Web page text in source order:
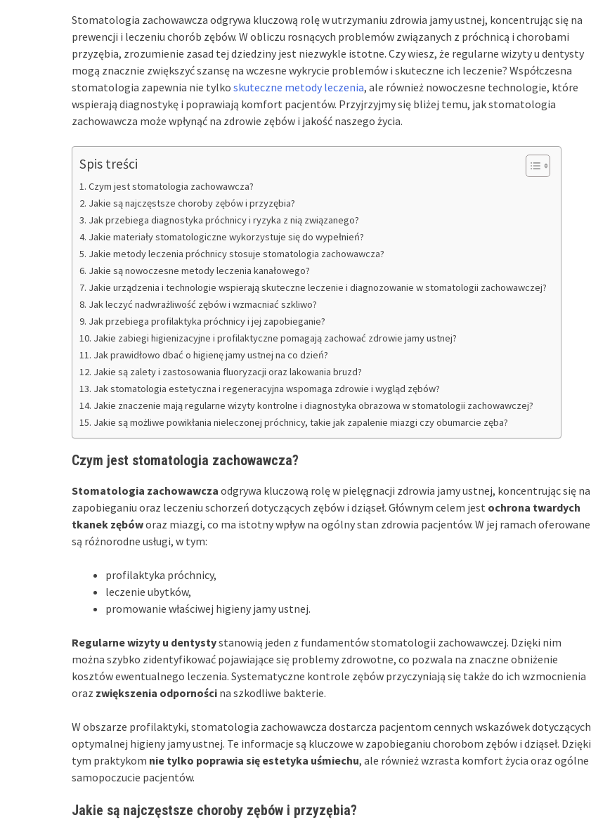
Stomatologia zachowawcza odgrywa kluczową rolę w utrzymaniu zdrowia jamy ustnej, koncentrując się na
prewencji i leczeniu chorób zębów. W obliczu rosnących problemów związanych z próchnicą i chorobami
przyzębia, zrozumienie zasad tej dziedziny jest niezwykle istotne. Czy wiesz, że regularne wizyty u dentysty
mogą znacznie zwiększyć szansę na wczesne wykrycie problemów i skuteczne ich leczenie? Współczesna
stomatologia zapewnia nie tylko skuteczne metody leczenia, ale również nowoczesne technologie, które
wspierają diagnostykę i poprawiają komfort pacjentów. Przyjrzyjmy się bliżej temu, jak stomatologia
zachowawcza może wpłynąć na zdrowie zębów i jakość naszego życia.
Spis treści
Czym jest stomatologia zachowawcza?
Jakie są najczęstsze choroby zębów i przyzębia?
Jak przebiega diagnostyka próchnicy i ryzyka z nią związanego?
Jakie materiały stomatologiczne wykorzystuje się do wypełnień?
Jakie metody leczenia próchnicy stosuje stomatologia zachowawcza?
Jakie są nowoczesne metody leczenia kanałowego?
Jakie urządzenia i technologie wspierają skuteczne leczenie i diagnozowanie w stomatologii zachowawczej?
Jak leczyć nadwrażliwość zębów i wzmacniać szkliwo?
Jak przebiega profilaktyka próchnicy i jej zapobieganie?
Jakie zabiegi higienizacyjne i profilaktyczne pomagają zachować zdrowie jamy ustnej?
Jak prawidłowo dbać o higienę jamy ustnej na co dzień?
Jakie są zalety i zastosowania fluoryzacji oraz lakowania bruzd?
Jak stomatologia estetyczna i regeneracyjna wspomaga zdrowie i wygląd zębów?
Jakie znaczenie mają regularne wizyty kontrolne i diagnostyka obrazowa w stomatologii zachowawczej?
Jakie są możliwe powikłania nieleczonej próchnicy, takie jak zapalenie miazgi czy obumarcie zęba?
Czym jest stomatologia zachowawcza?
Stomatologia zachowawcza odgrywa kluczową rolę w pielęgnacji zdrowia jamy ustnej, koncentrując się na
zapobieganiu oraz leczeniu schorzeń dotyczących zębów i dziąseł. Głównym celem jest ochrona twardych
tkanek zębóworaz miazgi, co ma istotny wpływ na ogólny stan zdrowia pacjentów. W jej ramach oferowane
są różnorodne usługi, w tym:
profilaktyka próchnicy,
leczenie ubytków,
promowanie właściwej higieny jamy ustnej.
Regularne wizyty u dentystystanowią jeden z fundamentów stomatologii zachowawczej. Dzięki nim
można szybko zidentyfikować pojawiające się problemy zdrowotne, co pozwala na znaczne obniżenie
kosztów ewentualnego leczenia. Systematyczne kontrole zębów przyczyniają się także do ich wzmocnienia
oraz zwiększenia odporności na szkodliwe bakterie.
W obszarze profilaktyki, stomatologia zachowawcza dostarcza pacjentom cennych wskazówek dotyczących
optymalnej higieny jamy ustnej. Te informacje są kluczowe w zapobieganiu chorobom zębów i dziąseł. Dzięki
tym praktykom nie tylko poprawia się estetyka uśmiechu, ale również wzrasta komfort życia oraz ogólne
samopoczucie pacjentów.
Jakie są najczęstsze choroby zębów i przyzębia?